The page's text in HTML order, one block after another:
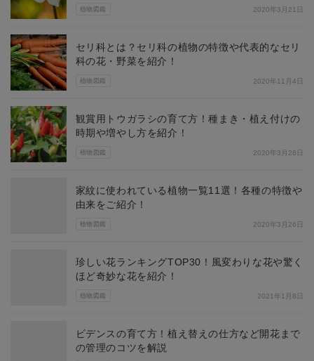
植物図鑑 2020年3月21日
植物図鑑
セリ科とは？セリ科の植物の特徴や代表的なセリ
科の花・野菜を紹介！
2020年11月4日
植物図鑑
観賞用トウガラシの育て方！種まき・植え付けの
時期や増やし方を紹介！
2020年3月26日
植物図鑑
家紋に使われている植物一覧11選！各種の特徴や
由来をご紹介！
2020年3月26日
植物図鑑
珍しい花ランキングTOP30！風変わりな花や驚く
ほど奇妙な花を紹介！
2021年1月8日
ビデンスの育て方！植え替えの仕方など開花まで
の管理のコツを解説